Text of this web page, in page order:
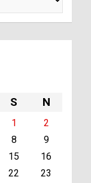
S N
1
2
8
9
15
16
22
23